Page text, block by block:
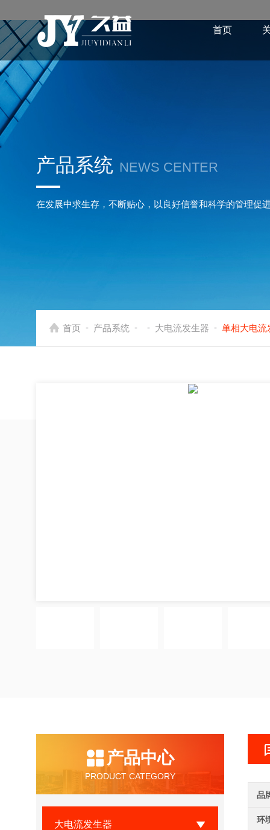
首页
产品系统 NEWS CENTER
在发展中求生存，不断贴心，以良好信誉和科学的管理促
首页 - 产品系统 - - 大电流发生器 - 单相大电流
产品中心
PRODUCT CATEGORY
大电流发生器
品
环